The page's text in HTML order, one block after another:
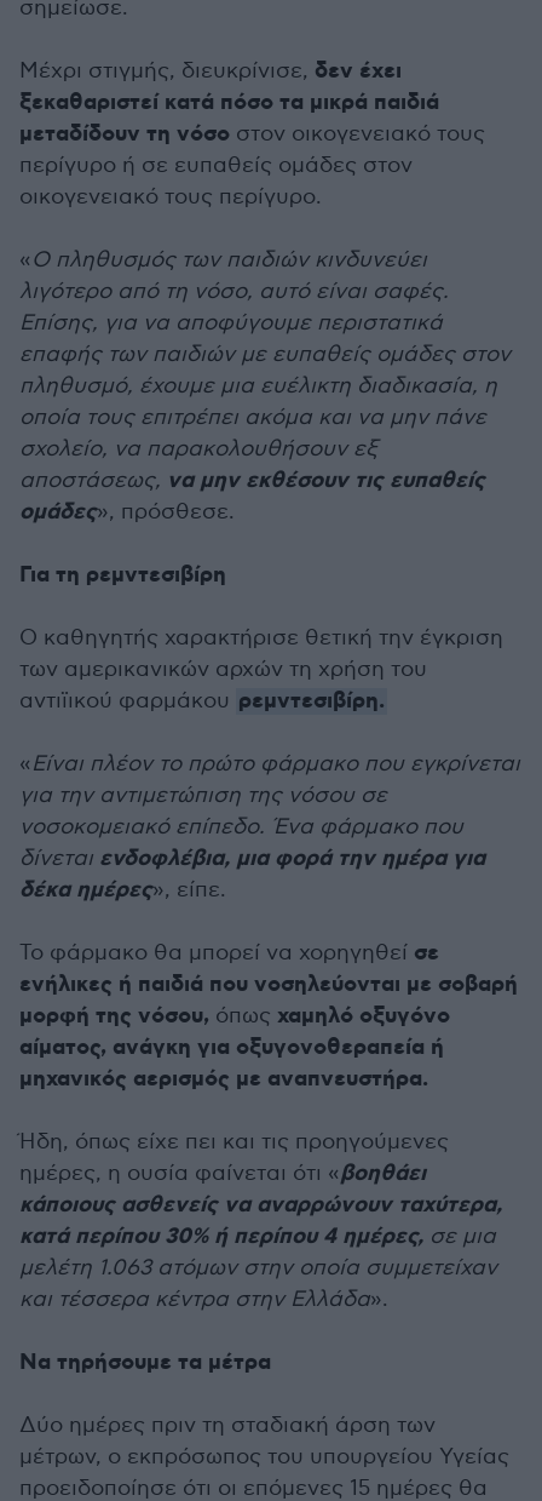
σημείωσε.
Μέχρι στιγμής, διευκρίνισε, δεν έχει
ξεκαθαριστεί κατά πόσο τα μικρά παιδιά
μεταδίδουν τη νόσο στον οικογενειακό τους
περίγυρο ή σε ευπαθείς ομάδες στον
οικογενειακό τους περίγυρο.
«Ο πληθυσμός των παιδιών κινδυνεύει
λιγότερο από τη νόσο, αυτό είναι σαφές.
Επίσης, για να αποφύγουμε περιστατικά
επαφής των παιδιών με ευπαθείς ομάδες στον
πληθυσμό, έχουμε μια ευέλικτη διαδικασία, η
οποία τους επιτρέπει ακόμα και να μην πάνε
σχολείο, να παρακολουθήσουν εξ
αποστάσεως, να μην εκθέσουν τις ευπαθείς
ομάδες», πρόσθεσε.
Για τη ρεμντεσιβίρη
Ο καθηγητής χαρακτήρισε θετική την έγκριση
των αμερικανικών αρχών τη χρήση του
αντιϊικού φαρμάκου ρεμντεσιβίρη.
«Είναι πλέον το πρώτο φάρμακο που εγκρίνεται
για την αντιμετώπιση της νόσου σε
νοσοκομειακό επίπεδο. Ένα φάρμακο που
δίνεται ενδοφλέβια, μια φορά την ημέρα για
δέκα ημέρες», είπε.
Το φάρμακο θα μπορεί να χορηγηθεί σε
ενήλικες ή παιδιά που νοσηλεύονται με σοβαρή
μορφή της νόσου, όπως χαμηλό οξυγόνο
αίματος, ανάγκη για οξυγονοθεραπεία ή
μηχανικός αερισμός με αναπνευστήρα.
Ήδη, όπως είχε πει και τις προηγούμενες
ημέρες, η ουσία φαίνεται ότι «βοηθάει
κάποιους ασθενείς να αναρρώνουν ταχύτερα,
κατά περίπου 30% ή περίπου 4 ημέρες, σε μια
μελέτη 1.063 ατόμων στην οποία συμμετείχαν
και τέσσερα κέντρα στην Ελλάδα».
Να τηρήσουμε τα μέτρα
Δύο ημέρες πριν τη σταδιακή άρση των
μέτρων, ο εκπρόσωπος του υπουργείου Υγείας
προειδοποίησε ότι οι επόμενες 15 ημέρες θα